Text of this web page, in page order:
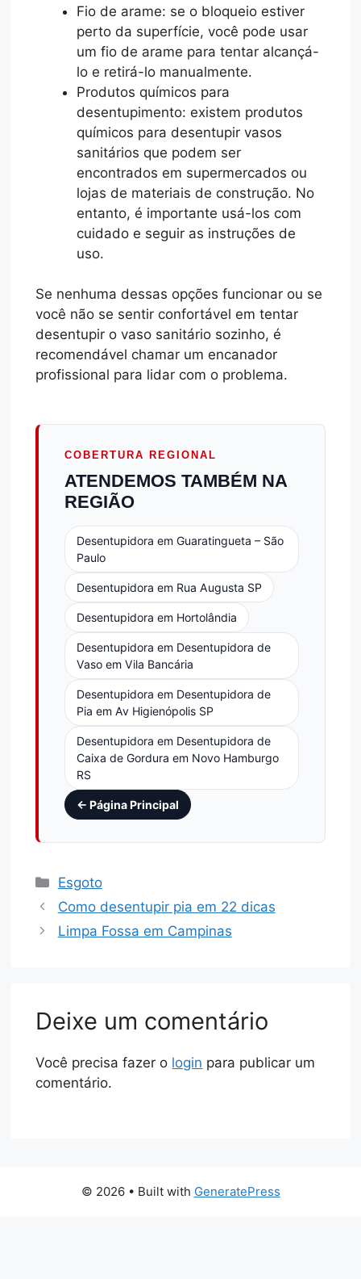
Fio de arame: se o bloqueio estiver
perto da superfície, você pode usar
um fio de arame para tentar alcançá-
lo e retirá-lo manualmente.
Produtos químicos para
desentupimento: existem produtos
químicos para desentupir vasos
sanitários que podem ser
encontrados em supermercados ou
lojas de materiais de construção. No
entanto, é importante usá-los com
cuidado e seguir as instruções de
uso.
Se nenhuma dessas opções funcionar ou se
você não se sentir confortável em tentar
desentupir o vaso sanitário sozinho, é
recomendável chamar um encanador
profissional para lidar com o problema.
COBERTURA REGIONAL
ATENDEMOS TAMBÉM NA
REGIÃO
Desentupidora em Guaratingueta – São
Paulo
Desentupidora em Rua Augusta SP
Desentupidora em Hortolândia
Desentupidora em Desentupidora de
Vaso em Vila Bancária
Desentupidora em Desentupidora de
Pia em Av Higienópolis SP
Desentupidora em Desentupidora de
Caixa de Gordura em Novo Hamburgo
RS
← Página Principal
Esgoto
Como desentupir pia em 22 dicas
Limpa Fossa em Campinas
Deixe um comentário
Você precisa fazer o login para publicar um
comentário.
© 2026 • Built with GeneratePress